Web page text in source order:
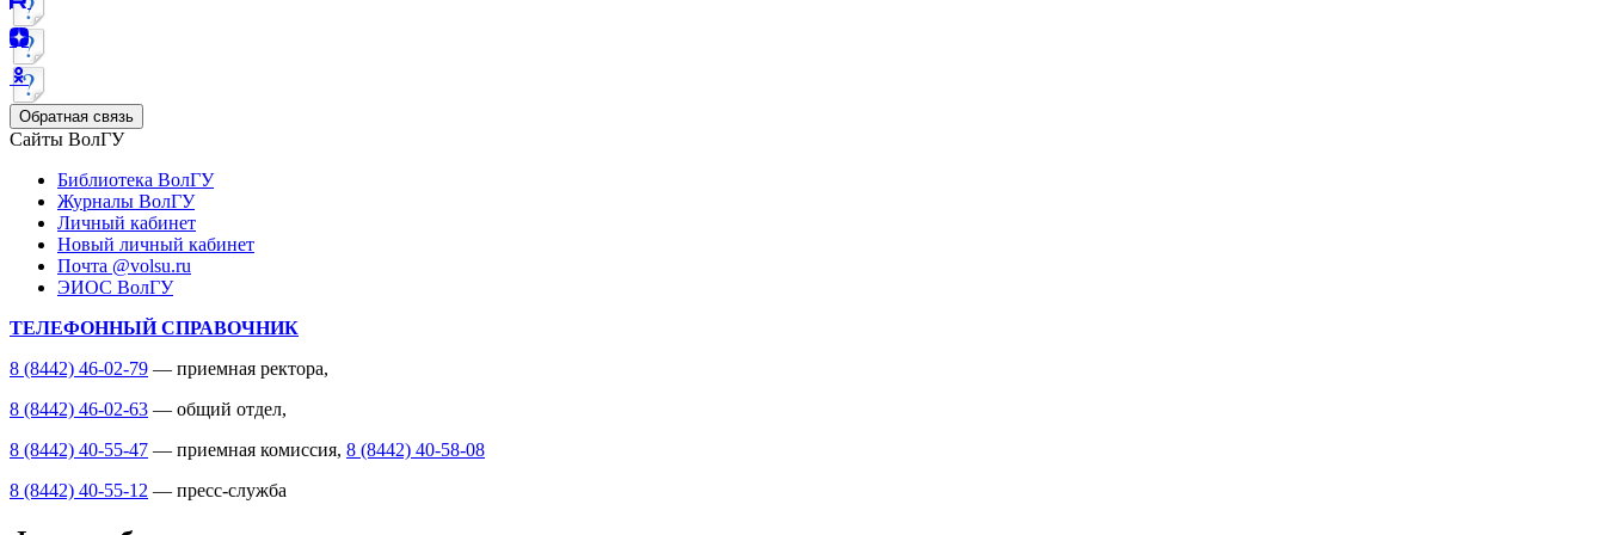
Обратная связь
Сайты ВолГУ
Библиотека ВолГУ
Журналы ВолГУ
Личный кабинет
Новый личный кабинет
Почта @volsu.ru
ЭИОС ВолГУ
ТЕЛЕФОННЫЙ СПРАВОЧНИК
8 (8442) 46-02-79 — приемная ректора,
8 (8442) 46-02-63 — общий отдел,
8 (8442) 40-55-47 — приемная комиссия, 8 (8442) 40-58-08
8 (8442) 40-55-12 — пресс-служба